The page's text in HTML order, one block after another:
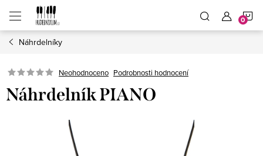
obsah
Náhrdelníky
Neohodnoceno Podrobnosti hodnocení
Náhrdelník PIANO